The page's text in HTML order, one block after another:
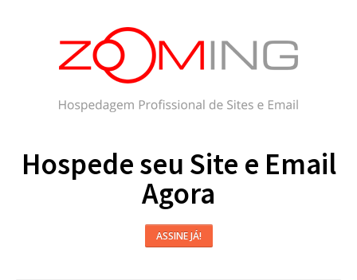
Hospede seu Site e Email
Agora
ASSINE JÁ!